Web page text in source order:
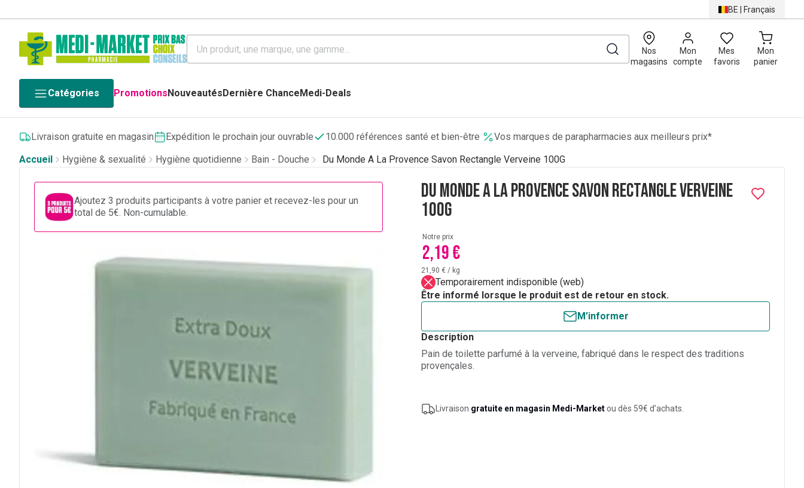
BE | Français
Nos
magasins
Mon
compte
Mes
favoris
Mon
panier
0
Catégories PromotionsNouveautésDernière ChanceMedi-Deals
Livraison gratuite en magasin Expédition le prochain jour ouvrable 10.000 références santé et bien-être
Vos marques de parapharmacies aux meilleurs prix*
Accueil
Hygiène & sexualité Hygiène quotidienne Bain - Douche Du Monde A La Provence Savon Rectangle Verveine 100G
Ajoutez 3 produits participants à votre panier et recevez-les pour un
total de 5€. Non-cumulable.
Du Monde A La Provence Savon Rectangle Verveine
100G
Notre prix
2,19 €
21,90 € / kg
Temporairement indisponible (web)
Être informé lorsque le produit est de retour en stock.
M’informer
Description
Pain de toilette parfumé à la verveine, fabriqué dans le respect des traditions
provençales.
Livraison gratuite en magasin Medi-Marketou dès 59€ d’achats.